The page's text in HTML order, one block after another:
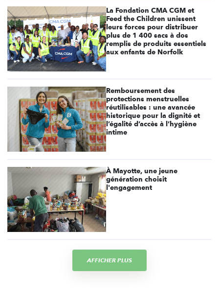
La Fondation CMA CGM et
Feed the Children unissent
leurs forces pour distribuer
plus de 1 400 sacs à dos
remplis de produits essentiels
aux enfants de Norfolk
Remboursement des
protections menstruelles
réutilisables : une avancée
historique pour la dignité et
l’égalité d’accès à l’hygiène
intime
À Mayotte, une jeune
génération choisit
l'engagement
AFFICHER PLUS